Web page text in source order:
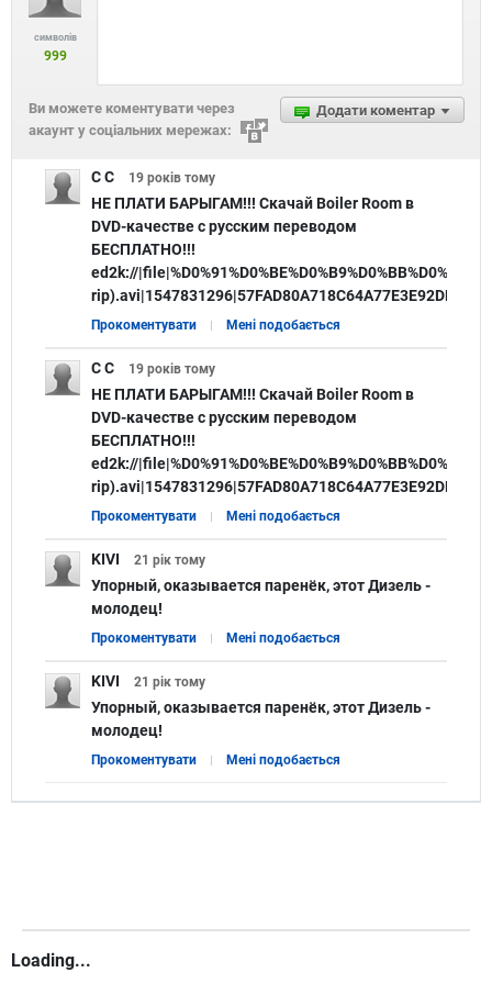
символів
999
Додати коментар
Ви можете коментувати через
акаунт у соціальних мережах:
С С 19 років тому
НЕ ПЛАТИ БАРЫГАМ!!! Скачай Boiler Room в
DVD-качестве с русским переводом
БЕСПЛАТНО!!!
ed2k://
Прокоментувати Мені подобається
С С 19 років тому
НЕ ПЛАТИ БАРЫГАМ!!! Скачай Boiler Room в
DVD-качестве с русским переводом
БЕСПЛАТНО!!!
ed2k://
Прокоментувати Мені подобається
KIVI 21 рік тому
Упорный, оказывается паренёк, этот Дизель -
молодец!
Прокоментувати Мені подобається
KIVI 21 рік тому
Упорный, оказывается паренёк, этот Дизель -
молодец!
Прокоментувати Мені подобається
Loading...